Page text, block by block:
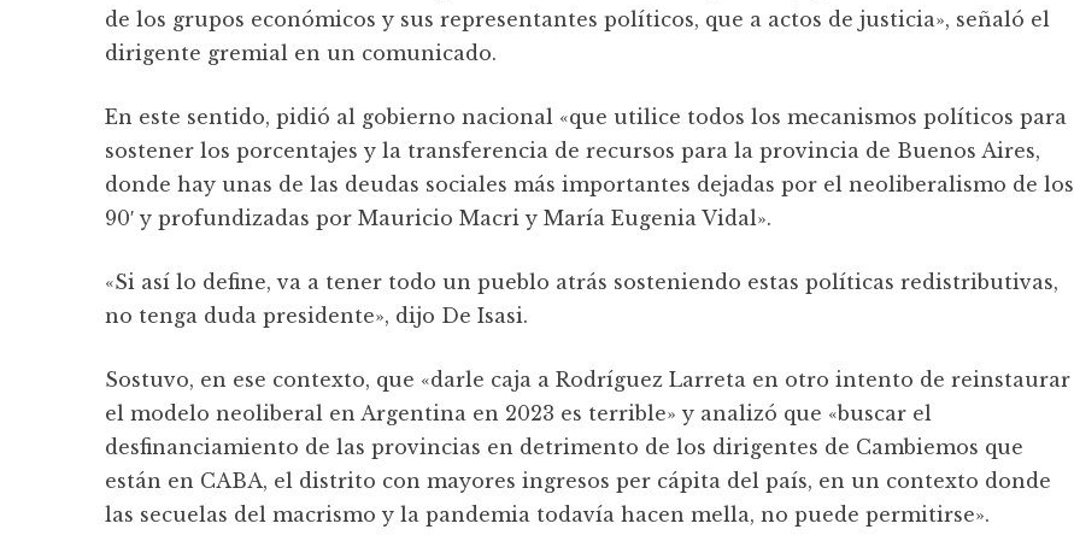
de los grupos económicos y sus representantes políticos, que a actos de justicia», señaló el
dirigente gremial en un comunicado.
En este sentido, pidió al gobierno nacional «que utilice todos los mecanismos políticos para
sostener los porcentajes y la transferencia de recursos para la provincia de Buenos Aires,
donde hay unas de las deudas sociales más importantes dejadas por el neoliberalismo de los
90′ y profundizadas por Mauricio Macri y María Eugenia Vidal».
«Si así lo define, va a tener todo un pueblo atrás sosteniendo estas políticas redistributivas,
no tenga duda presidente», dijo De Isasi.
Sostuvo, en ese contexto, que «darle caja a Rodríguez Larreta en otro intento de reinstaurar
el modelo neoliberal en Argentina en 2023 es terrible» y analizó que «buscar el
desfinanciamiento de las provincias en detrimento de los dirigentes de Cambiemos que
están en CABA, el distrito con mayores ingresos per cápita del país, en un contexto donde
las secuelas del macrismo y la pandemia todavía hacen mella, no puede permitirse».